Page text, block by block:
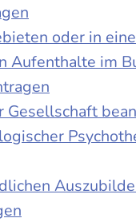
oder in
Aufenthalte im